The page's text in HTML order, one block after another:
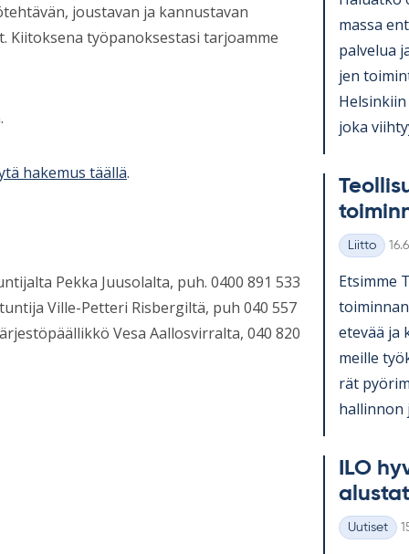
joustavan ja kannustavan
Kiitoksena työpanoksestasi tarjoamme
hakemus täällä.
Pekka Juusolalta, puh. 0400 891 533
Ville-Petteri Risbergiltä, puh 040 557
Vesa Aallosvirralta, 040 820
massa
pal­ve­lua
jen
joka
Kategoriat
Liitto
Et­simme
ete­vää ja
meille
rät
hal­lin­non
ILO
Kategoriat
Uutiset